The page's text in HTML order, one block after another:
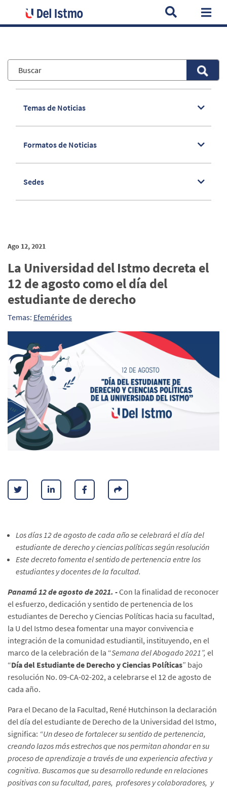
Home Noticias La Universidad del Istmo decreta el 12 de
Temas de Noticias
Formatos de Noticias
Sedes
Ago 12, 2021
La Universidad del Istmo decreta el
12 de agosto como el día del
estudiante de derecho
Temas: Efemérides
Los días 12 de agosto de cada año se celebrará el día del
estudiante de derecho y ciencias políticas según resolución
Este decreto fomenta el sentido de pertenencia entre los
estudiantes y docentes de la facultad.
Panamá 12 de agosto de 2021. -Con la finalidad de reconocer
el esfuerzo, dedicación y sentido de pertenencia de los
estudiantes de Derecho y Ciencias Políticas hacia su facultad,
la U del Istmo desea fomentar una mayor convivencia e
integración de la comunidad estudiantil, instituyendo, en el
marco de la celebración de la “Semana del Abogado 2021”, el
“Día del Estudiante de Derecho y Ciencias Políticas” bajo
resolución No. 09-CA-02-202, a celebrarse el 12 de agosto de
cada año.
Para el Decano de la Facultad, René Hutchinson la declaración
del día del estudiante de Derecho de la Universidad del Istmo,
significa: “Un deseo de fortalecer su sentido de pertenencia,
creando lazos más estrechos que nos permitan ahondar en su
proceso de aprendizaje a través de una experiencia afectiva y
cognitiva. Buscamos que su desarrollo redunde en relaciones
positivas con su facultad, pares, profesores y colaboradores, y